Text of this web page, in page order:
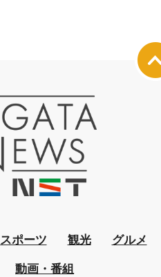
スポーツ 観光 グルメ
動画・番組